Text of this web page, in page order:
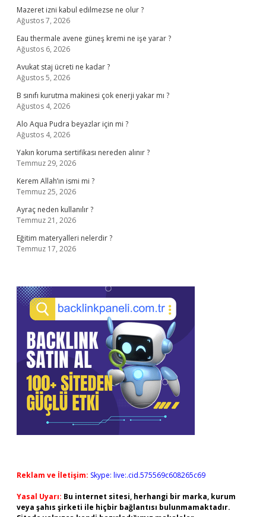
Mazeret izni kabul edilmezse ne olur ?
Ağustos 7, 2026
Eau thermale avene güneş kremi ne işe yarar ?
Ağustos 6, 2026
Avukat staj ücreti ne kadar ?
Ağustos 5, 2026
B sınıfı kurutma makinesi çok enerji yakar mı ?
Ağustos 4, 2026
Alo Aqua Pudra beyazlar için mi ?
Ağustos 4, 2026
Yakın koruma sertifikası nereden alınır ?
Temmuz 29, 2026
Kerem Allah’ın ismi mi ?
Temmuz 25, 2026
Ayraç neden kullanılır ?
Temmuz 21, 2026
Eğitim materyalleri nelerdir ?
Temmuz 17, 2026
Reklam ve İletişim: Skype: live:.cid.575569c608265c69
Yasal Uyarı: Bu internet sitesi, herhangi bir marka, kurum
veya şahıs şirketi ile hiçbir bağlantısı bulunmamaktadır.